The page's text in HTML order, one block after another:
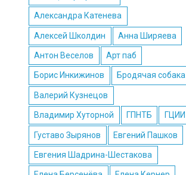
Александра Катенева
Алексей Школдин Анна Ширяева
Антон Веселов Арт паб
Борис Инкижинов Бродячая собака
Валерий Кузнецов
Владимир Хуторной ГПНТБ ГЦИИ
Густаво Зырянов Евгений Пашков
Евгения Шадрина-Шестакова